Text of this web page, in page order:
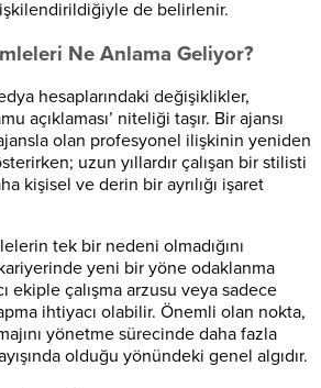
de belirlenir.
Ne Anlama Geliyor?
hesaplarındaki değişiklikler,
açıklaması’ niteliği taşır. Bir ajansı
olan profesyonel ilişkinin yeniden
uzun yıllardır çalışan bir stilisti
kişisel ve derin bir ayrılığı işaret
tek bir nedeni olmadığını
yeni bir yöne odaklanma
ekiple çalışma arzusu veya sadece
ihtiyacı olabilir. Önemli olan nokta,
yönetme sürecinde daha fazla
olduğu yönündeki genel algıdır.